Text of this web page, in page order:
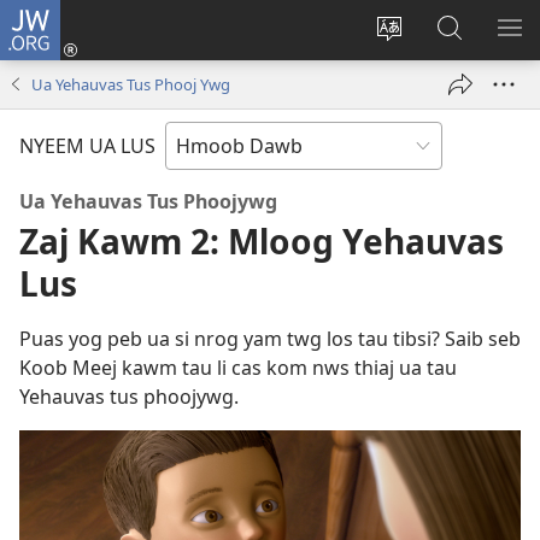
JW.ORG
Hloov
xaij
lus
Txuas
Ntxiv
window)
Nrhiav
Hauv
JW.ORG
Ua Yehauvas Tus Phooj Ywg
NYEEM UA LUS
Ua Yehauvas Tus Phoojywg
Zaj Kawm 2: Mloog Yehauvas
Lus
Puas yog peb ua si nrog yam twg los tau tibsi? Saib seb
Koob Meej kawm tau li cas kom nws thiaj ua tau
Yehauvas tus phoojywg.